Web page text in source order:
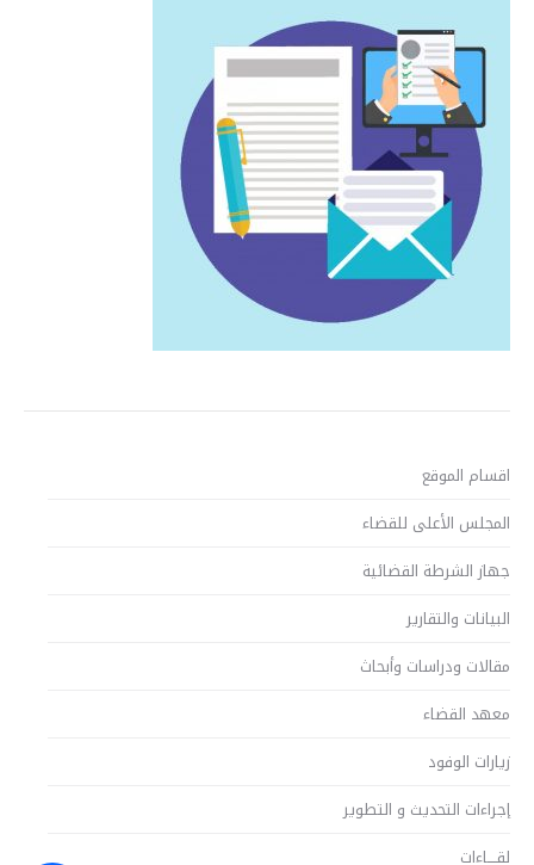
اقسام الموقع
المجلس الأعلى للقضاء
جهاز الشرطة القضائية
البيانات والتقارير
مقالات ودراسات وأبحاث
معهد القضاء
زيارات الوفود
إجراءات التحديث و التطوير
لقــــاءات